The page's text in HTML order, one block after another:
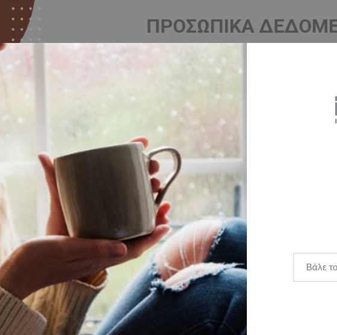
ΠΡΟΣΩΠΙΚΆ
Κανονισμό για την Προστασία Δεδομένων» (Κανονισμός ΕΕ
Απριλίου 2016), Παράγραφος 63, σελ. 38 το «υποκείμενο των
παύση της επεξεργασίας των δεδομένων προσωπικού χαρακτήρα
σας παρέχει πληροφορίες σχετικά με το αν έχουμε κάποιες από
στο eshop μας μπορείτε να ζητήσετε διαγραφή ή και να
μας
ABOUT ΠΑΡΑΓΓΕΛΙΕΣ